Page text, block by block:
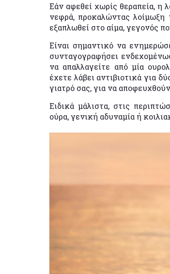
Εάν αφεθεί χωρίς θεραπεία, η
νεφρά, προκαλώντας
εξαπλωθεί στο αίμα, γεγονός
Είναι σημαντικό να
συνταγογραφήσει
να απαλλαγείτε από μία
έχετε λάβει αντιβιοτικά για
γιατρό σας, για να
Ειδικά μάλιστα, στις
ούρα, γενική αδυναμία ή